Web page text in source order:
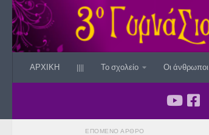
Skip to content
ΑΡΧΙΚΗ |||| Το σχολείο Οι άνθρωποι
ΕΠΌΜΕΝΟ ΆΡΘΡΟ